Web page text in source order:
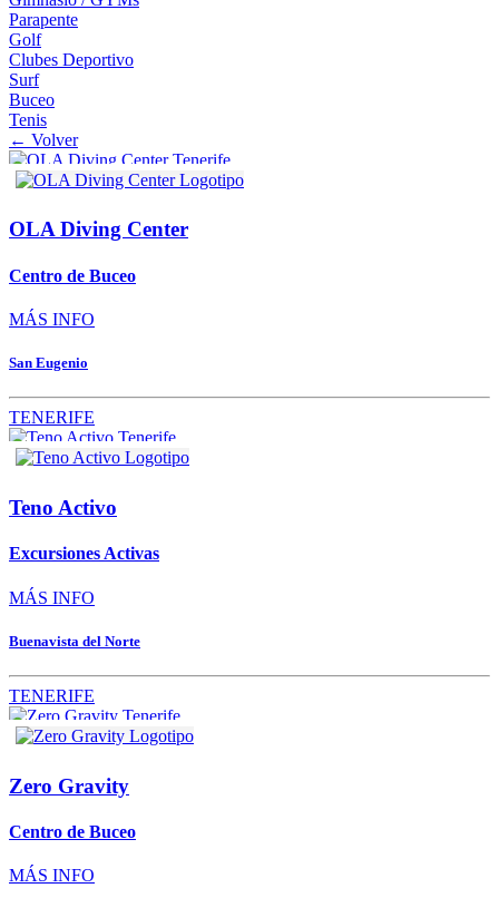
Parapente
Golf
Clubes Deportivo
Surf
Buceo
Tenis
← Volver
OLA Diving Center
Centro de Buceo
MÁS INFO
San Eugenio
TENERIFE
Teno Activo
Excursiones Activas
MÁS INFO
Buenavista del Norte
TENERIFE
Zero Gravity
Centro de Buceo
MÁS INFO